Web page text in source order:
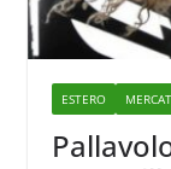
ESTERO